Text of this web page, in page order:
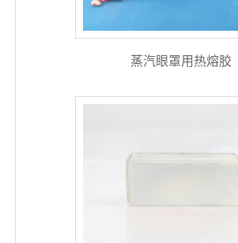
蒸汽眼罩用热熔胶